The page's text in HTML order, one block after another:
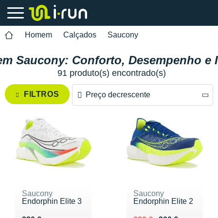
Homem Calçados Saucony
Saucony: Conforto, Desempenho e
91 produto(s) encontrado(s)
FILTROS Preço decrescente
Preço crescente
Saucony
Endorphin Elite 3
Saucony
Endorphin Elite 2